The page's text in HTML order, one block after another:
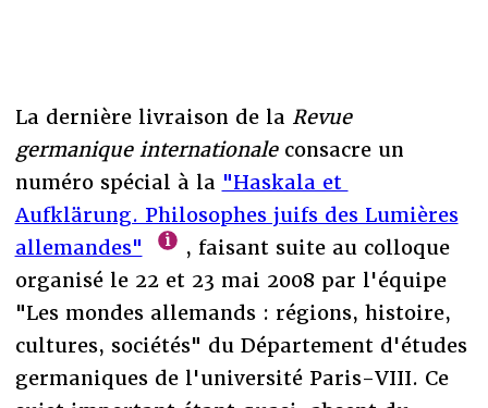
La dernière livraison de la Revue
germanique internationaleconsacre un
numéro spécial à la "Haskala et
Aufklärung. Philosophes juifs des Lumières
allemandes"
, faisant suite au colloque
organisé le 22 et 23 mai 2008 par l'équipe
"Les mondes allemands : régions, histoire,
cultures, sociétés" du Département d'études
germaniques de l'université Paris-VIII. Ce